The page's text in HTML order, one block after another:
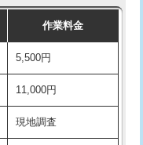
16,500円+材料費
13,200円+材料費
16,500円+材料費
作業料金
5,500円
11,000円
現地調査